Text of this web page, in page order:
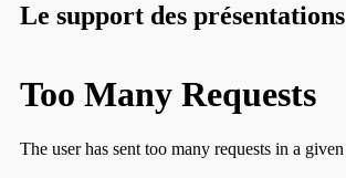
Le support des présentations